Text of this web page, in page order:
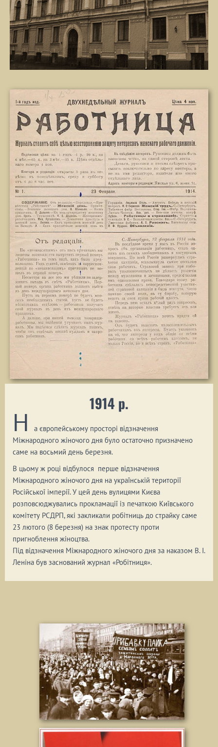
Н
а європейському просторі відзначення
Міжнародного жіночого дня було остаточно призначено
саме на восьмий день березня.
В цьому ж році відбулося перше відзначення
Міжнародного жіночого дня на українській території
Російської імперії. У цей день вулицями Києва
розповсюджувались прокламації із печаткою Київського
комітету РСДРП, які закликали робітниць до страйку саме
23 лютого (8 березня) на знак протесту проти
пригноблення жіноцтва.
Під відзначення Міжнародного жіночого дня за наказом В. І.
Леніна був заснований журнал «Робітниця».
1914 р.